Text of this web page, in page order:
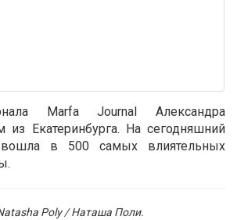
Marfa Journal Александра
из Екатеринбурга. На сегодняшний
в 500 самых влиятельных
Poly / Наташа Поли.